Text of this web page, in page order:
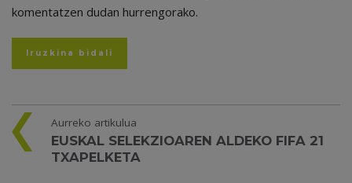
komentatzen dudan hurrengorako.
Aurreko artikulua
EUSKAL SELEKZIOAREN ALDEKO FIFA 21
TXAPELKETA